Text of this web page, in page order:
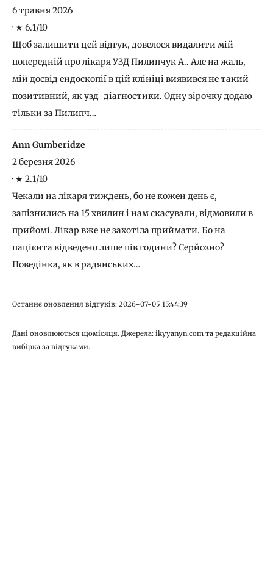
6 травня 2026
· ★ 6.1/10
Щоб залишити цей відгук, довелося видалити мій
попередній про лікаря УЗД Пилипчук А.. Але на жаль,
мій досвід ендоскопії в цій клініці виявився не такий
позитивний, як узд-діагностики. Одну зірочку додаю
тільки за Пилипч…
Ann Gumberidze
2 березня 2026
· ★ 2.1/10
Чекали на лікаря тиждень, бо не кожен день є,
запізнились на 15 хвилин і нам скасували, відмовили в
прийомі. Лікар вже не захотіла приймати. Бо на
пацієнта відведено лише пів години? Серйозно?
Поведінка, як в радянських…
Останнє оновлення відгуків: 2026-07-05 15:44:39
Дані оновлюються щомісяця. Джерела: ikyyanyn.com та редакційна
вибірка за відгуками.